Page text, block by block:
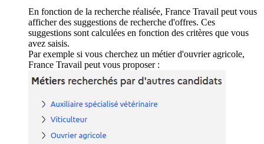
En fonction de la recherche réalisée, France Travail peut vous
afficher des suggestions de recherche d'offres. Ces
suggestions sont calculées en fonction des critères que vous
avez saisis.
Par exemple si vous cherchez un métier d'ouvrier agricole,
France Travail peut vous proposer :